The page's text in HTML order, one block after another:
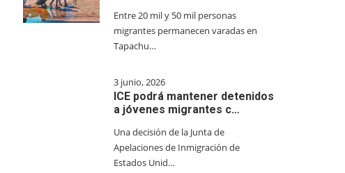
Entre 20 mil y 50 mil personas
migrantes permanecen varadas en
Tapachu…
3 junio, 2026
ICE podrá mantener detenidos
a jóvenes migrantes c…
Una decisión de la Junta de
Apelaciones de Inmigración de
Estados Unid…